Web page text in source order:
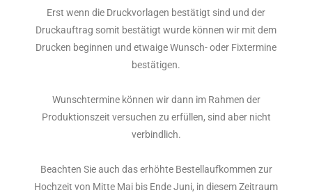
Erst wenn die Druckvorlagen bestätigt sind und der
Druckauftrag somit bestätigt wurde können wir mit dem
Drucken beginnen und etwaige Wunsch- oder Fixtermine
bestätigen.
Wunschtermine können wir dann im Rahmen der
Produktionszeit versuchen zu erfüllen, sind aber nicht
verbindlich.
Beachten Sie auch das erhöhte Bestellaufkommen zur
Hochzeit von Mitte Mai bis Ende Juni, in diesem Zeitraum